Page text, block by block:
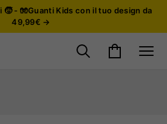
🧒 - 🧤Guanti Kids con il tuo design da
49,99€ →
Cerca prodotti
CarrelloSite